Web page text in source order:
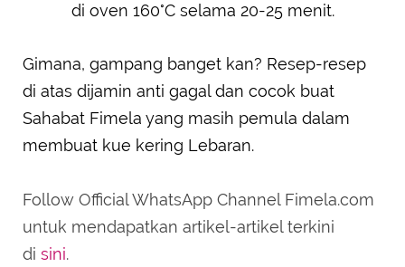
di oven 160°C selama 20-25 menit.
Gimana, gampang banget kan? Resep-resep
di atas dijamin anti gagal dan cocok buat
Sahabat Fimela yang masih pemula dalam
membuat kue kering Lebaran.
Follow Official WhatsApp Channel Fimela.com
untuk mendapatkan artikel-artikel terkini
di sini.